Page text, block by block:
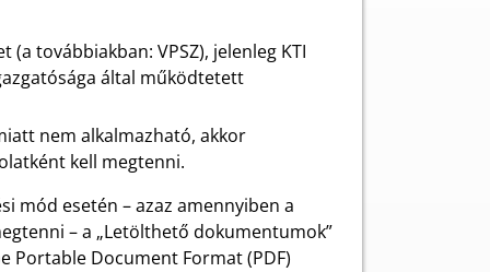
továbbiakban: VPSZ), jelenleg KTI
által működtetett
nem alkalmazható, akkor
kell megtenni.
mód esetén – azaz amennyiben a
– a „Letölthető dokumentumok”
Portable Document Format (PDF)